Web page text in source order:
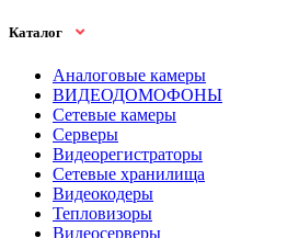
Каталог
Аналоговые камеры
ВИДЕОДОМОФОНЫ
Сетевые камеры
Серверы
Видеорегистраторы
Сетевые хранилища
Видеокодеры
Тепловизоры
Видеосерверы